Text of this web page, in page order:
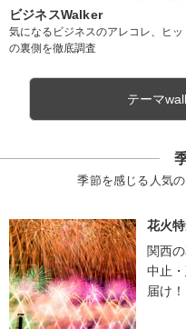
ビジネスWalker
気になるビジネスのアレコレ、ヒッ
の裏側を徹底調査
テーマ
季節を感じる人気
花火
関西
中止
届け！